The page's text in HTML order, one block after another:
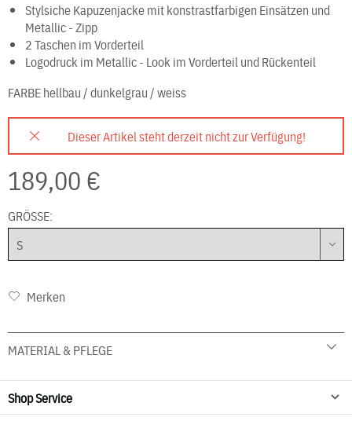
Stylsiche Kapuzenjacke mit konstrastfarbigen Einsätzen und
Metallic - Zipp
2 Taschen im Vorderteil
Logodruck im Metallic - Look im Vorderteil und Rückenteil
FARBEhellbau / dunkelgrau / weiss
Dieser Artikel steht derzeit nicht zur Verfügung!
189,00 €
GRÖSSE:
Merken
MATERIAL & PFLEGE
95 % Bauwolle 5 % Elasthan
30° C Schonwäsche
Nicht trocknen
Shop Service